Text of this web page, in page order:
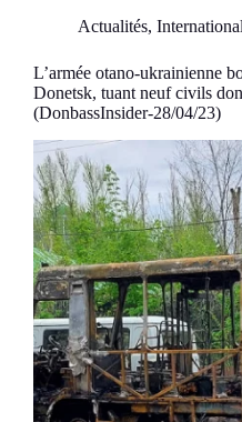
Actualités,
L’armée otano-ukrainienne
Donetsk, tuant neuf civils
(DonbassInsider-28/04/23)